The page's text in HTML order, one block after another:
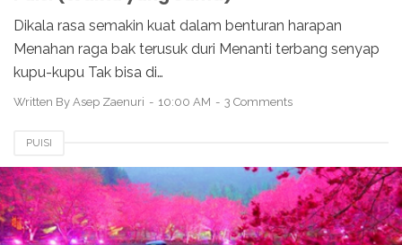
Dikala rasa semakin kuat dalam benturan harapan
Menahan raga bak terusuk duri Menanti terbang senyap
kupu-kupu Tak bisa di…
Written By Asep Zaenuri 10:00 AM 3 Comments
PUISI